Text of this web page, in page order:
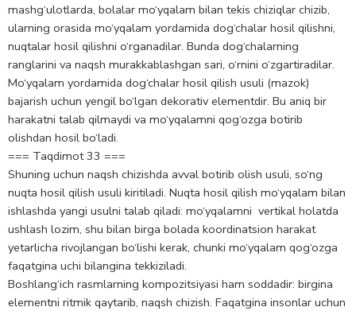
mashg‘ulotlarda, bolalar mo‘yqalam bilan tekis chiziqlar chizib,
ularning orasida mo‘yqalam yordamida dog‘chalar hosil qilishni,
nuqtalar hosil qilishni o‘rganadilar. Bunda dog‘chalarning
ranglarini va naqsh murakkablashgan sari, o‘rnini o‘zgartiradilar.
Mo‘yqalam yordamida dog‘chalar hosil qilish usuli (mazok)
bajarish uchun yengil bo‘lgan dekorativ elementdir. Bu aniq bir
harakatni talab qilmaydi va mo‘yqalamni qog‘ozga botirib
olishdan hosil bo‘ladi.
=== Taqdimot 33 ===
Shuning uchun naqsh chizishda avval botirib olish usuli, so‘ng
nuqta hosil qilish usuli kiritiladi. Nuqta hosil qilish mo‘yqalam bilan
ishlashda yangi usulni talab qiladi: mo‘yqalamni vertikal holatda
ushlash lozim, shu bilan birga bolada koordinatsion harakat
yetarlicha rivojlangan bo‘lishi kerak, chunki mo‘yqalam qog‘ozga
faqatgina uchi bilangina tekkiziladi.
Boshlang‘ich rasmlarning kompozitsiyasi ham soddadir: birgina
elementni ritmik qaytarib, naqsh chizish. Faqatgina insonlar uchun